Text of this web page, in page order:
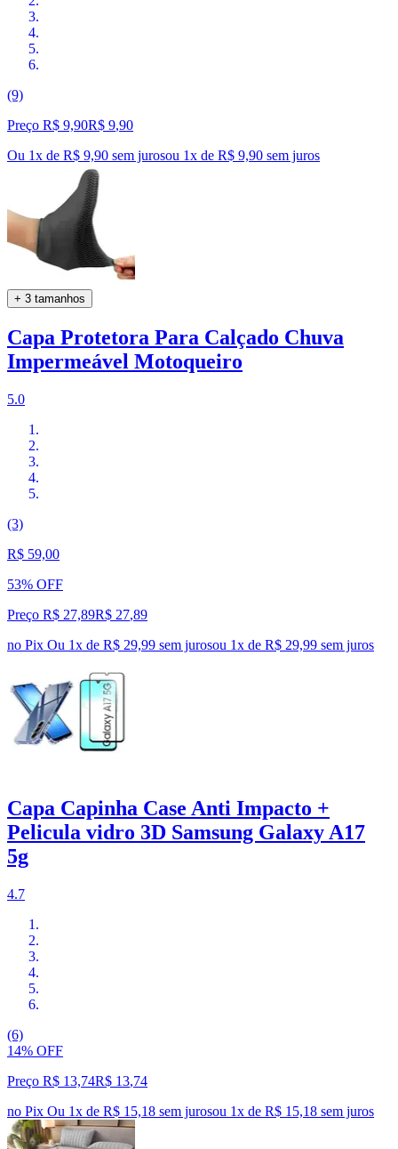
(9)
Preço R$ 9,90R$ 9,90
Ou 1x de R$ 9,90 sem jurosou 1x de R$ 9,90 sem juros
+ 3 tamanhos
Capa Protetora Para Calçado Chuva
Impermeável Motoqueiro
5.0
(3)
R$ 59,00
53% OFF
Preço R$ 27,89R$ 27,89
no Pix Ou 1x de R$ 29,99 sem jurosou 1x de R$ 29,99 sem juros
Capa Capinha Case Anti Impacto +
Pelicula vidro 3D Samsung Galaxy A17
5g
4.7
(6)
14% OFF
Preço R$ 13,74R$ 13,74
no Pix Ou 1x de R$ 15,18 sem jurosou 1x de R$ 15,18 sem juros